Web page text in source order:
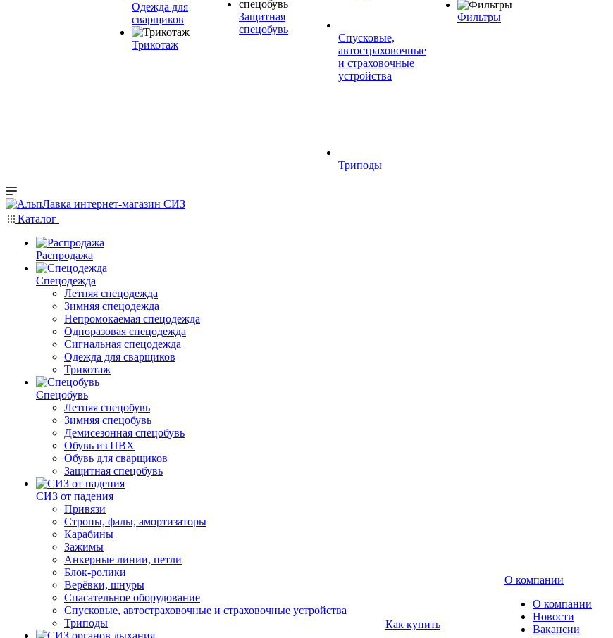
Одежда для
сварщиков
Трикотаж
Защитная
спецобувь
Спусковые,
автостраховочные
и страховочные
устройства
Триподы
Фильтры
Каталог
Распродажа
Спецодежда
Летняя спецодежда
Зимняя спецодежда
Непромокаемая спецодежда
Одноразовая спецодежда
Сигнальная спецодежда
Одежда для сварщиков
Трикотаж
Спецобувь
Летняя спецобувь
Зимняя спецобувь
Демисезонная спецобувь
Обувь из ПВХ
Обувь для сварщиков
Защитная спецобувь
СИЗ от падения
Привязи
Стропы, фалы, амортизаторы
Карабины
Зажимы
Анкерные линии, петли
Блок-ролики
Верёвки, шнуры
Спасательное оборудование
Спусковые, автостраховочные и страховочные устройства
Триподы
Как купить
О компании
О компании
Новости
Вакансии